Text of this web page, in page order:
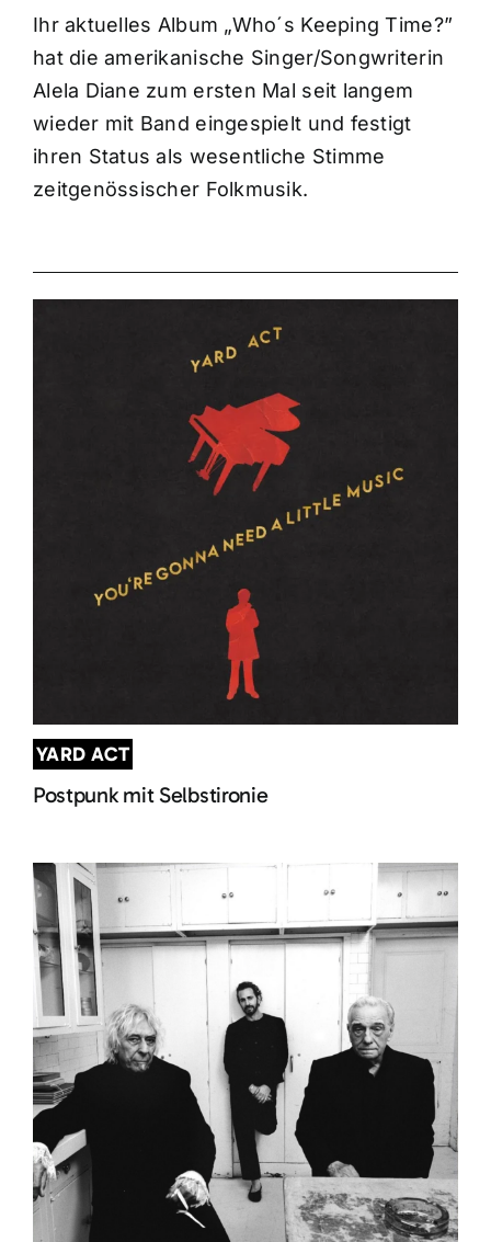
Ihr aktuelles Album „Who´s Keeping Time?”
hat die amerikanische Singer/Songwriterin
Alela Diane zum ersten Mal seit langem
wieder mit Band eingespielt und festigt
ihren Status als wesentliche Stimme
zeitgenössischer Folkmusik.
YARD ACT
Postpunk mit Selbstironie